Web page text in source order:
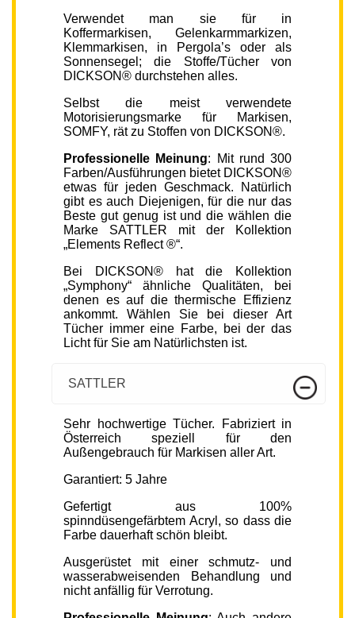
Verwendet man sie für in
Koffermarkisen, Gelenkarmmarkizen,
Klemmarkisen, in Pergola’s oder als
Sonnensegel; die Stoffe/Tücher von
DICKSON® durchstehen alles.
Selbst die meist verwendete
Motorisierungsmarke für Markisen,
SOMFY, rät zu Stoffen von DICKSON®.
Professionelle Meinung: Mit rund 300
Farben/Ausführungen bietet DICKSON®
etwas für jeden Geschmack. Natürlich
gibt es auch Diejenigen, für die nur das
Beste gut genug ist und die wählen die
Marke SATTLER mit der Kollektion
„Elements Reflect ®“.
Bei DICKSON® hat die Kollektion
„Symphony“ ähnliche Qualitäten, bei
denen es auf die thermische Effizienz
ankommt. Wählen Sie bei dieser Art
Tücher immer eine Farbe, bei der das
Licht für Sie am Natürlichsten ist.
SATTLER
Sehr hochwertige Tücher. Fabriziert in
Österreich speziell für den
Außengebrauch für Markisen aller Art.
Garantiert: 5 Jahre
Gefertigt aus 100%
spinndüsengefärbtem Acryl, so dass die
Farbe dauerhaft schön bleibt.
Ausgerüstet mit einer schmutz- und
wasserabweisenden Behandlung und
nicht anfällig für Verrotung.